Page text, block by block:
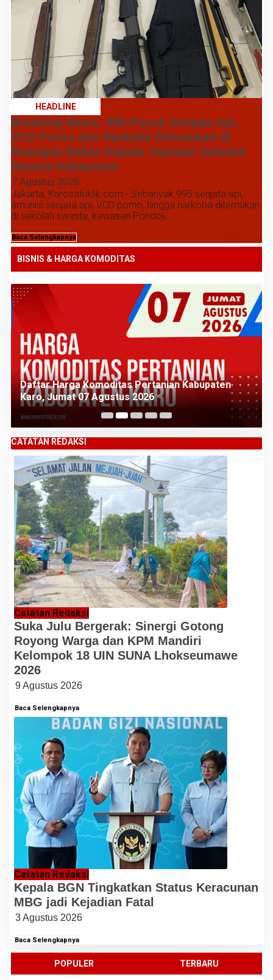
HEADLINE
Breaking News: 995 Pucuk Senjata Api,
VCD Porno dan Narkoba Ditemukan di
Ruangan Bekas Kepala Yayasan Sekolah
Swasta Kebayoran
7 Agustus 2026
Jakarta, Karosatuklik.com - Sebanyak 995 senjata api,
amunisi senjata api, VCD porno, hingga narkoba ditemukan
di sekolah swasta, kawasan Pondok...
Baca Selengkapnya
BISNIS & HARGA KOMODITAS
Daftar Harga Komoditas Pertanian Kabupaten
Karo, Kamis 06 Agustus 2026
CATATAN REDAKSI
Catatan Redaksi
Suka Julu Bergerak: Sinergi Gotong
Royong Warga dan KPM Mandiri
Kelompok 18 UIN SUNA Lhokseumawe
2026
9 Agustus 2026
Baca Selengkapnya
Catatan Redaksi
Kepala BGN Tingkatkan Status Keracunan
MBG jadi Kejadian Fatal
3 Agustus 2026
Baca Selengkapnya
POPULER TERBARU